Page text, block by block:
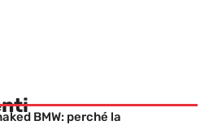
BMW: perché la